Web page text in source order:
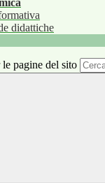
didattiche
pagine del sito